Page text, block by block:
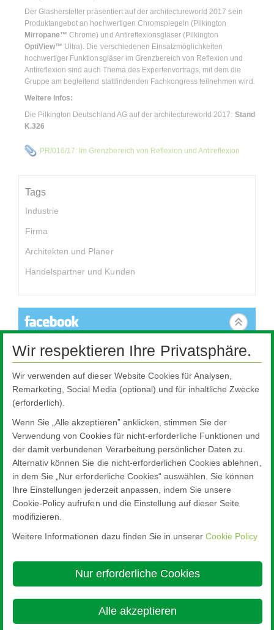
Der Glashersteller präsentiert auf der architectureworld 2017 sein
Produktangebot an hochwertigen Chromspiegeln (Pilkington
Mirropane™Chrome) und Antireflexionsgläser (Pilkington
OptiView™ Ultra). Die verschiedenen Einsatzmöglichkeiten
hochwertiger Funktionsgläser im Grenzbereich von Reflexion und
Antireflexion sind auch Thema des Expertenvortrags, mit dem die
Gruppe am begleitend stattfindenden Fachkongress teilnehmen wird.
Weitere Infos:
Die Pilkington Deutschland AG auf der architectureworld 2017: Stand
K.326
PR/016/17: Im Grenzbereich von Reflexion und Antireflexion
Tags
Industrie
Firma
Architekten und Planer
Handelspartner und Kunden
Dieser Inhalt ist nicht verfügbar, da er Cookies benötigt, die nicht
akzeptiert wurden. Um die Einstellungen zu ändern, klicken Sie
hier.
Head Office - 3-5-27 Mita Minato-ku Tokyo
Wir respektieren Ihre Privatsphäre.
Wir verwenden auf dieser Website Cookies für Analysen,
Remarketing, Social Media (optional) und für inhaltliche Zwecke
(erforderlich).
Wenn Sie „Alle akzeptieren” anklicken, stimmen Sie der
Verwendung von Cookies für nicht-erforderliche Funktionen und
der damit verbundenen Verarbeitung persönlicher Daten zu.
Alternativ können Sie die nicht-erforderlichen Cookies ablehnen,
in dem Sie „Nur erforderliche Cookies“ auswählen. Sie können
Ihre Einstellungen jederzeit anpassen, indem Sie unsere
Cookie-Policy aufrufen und die Einstellung auf dieser Seite
modifizieren.
Weitere Informationen dazu finden Sie in unserer Cookie Policy
Nur erforderliche Cookies
Alle akzeptieren